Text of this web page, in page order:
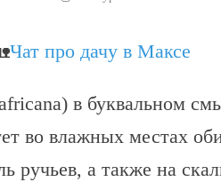
Чат про дачу в Максе
в буквальном
во влажных местах
ручьев, а также на